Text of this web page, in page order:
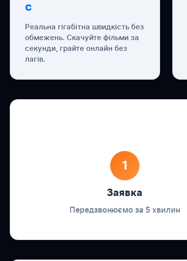
с
Реальна гігабітна швидкість без
обмежень. Скачуйте фільми за
секунди, грайте онлайн без
лагів.
1
Заявка
Передзвонюємо за 5 хвилин